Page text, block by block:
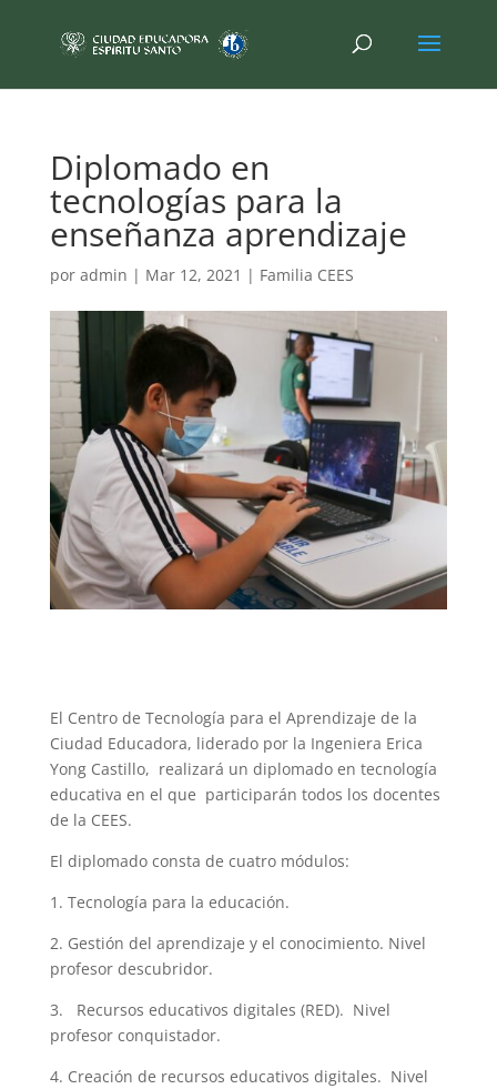
Diplomado en
tecnologías para la
enseñanza aprendizaje
por admin | Mar 12, 2021 | Familia CEES
El Centro de Tecnología para el Aprendizaje de la
Ciudad Educadora, liderado por la Ingeniera Erica
Yong Castillo, realizará un diplomado en tecnología
educativa en el que participarán todos los docentes
de la CEES.
El diplomado consta de cuatro módulos:
1. Tecnología para la educación.
2. Gestión del aprendizaje y el conocimiento. Nivel
profesor descubridor.
3. Recursos educativos digitales (RED). Nivel
profesor conquistador.
4. Creación de recursos educativos digitales. Nivel